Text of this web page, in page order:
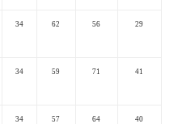
34 62 56 29
34 59 71 41
34 57 64 40